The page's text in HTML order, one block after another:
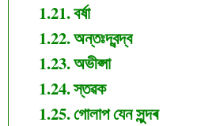
বৰ্ষা
অন্তঃদ্বন্দ্ব
অভীপ্সা
স্তৱক
গোলাপ যেন সুন্দৰ